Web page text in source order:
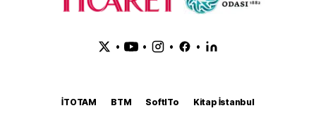
• • • •
İTOTAM BTM SoftITo
Kitap İstanbul